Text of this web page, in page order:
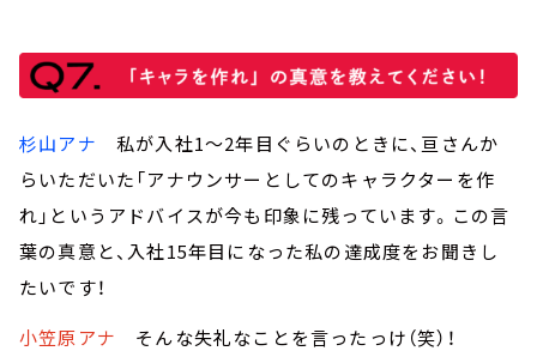
杉山アナ 私が入社1～2年目ぐらいのときに、亘さんか
らいただいた「アナウンサーとしてのキャラクターを作
れ」というアドバイスが今も印象に残っています。この言
葉の真意と、入社15年目になった私の達成度をお聞きし
たいです！
小笠原アナ そんな失礼なことを言ったっけ（笑）！